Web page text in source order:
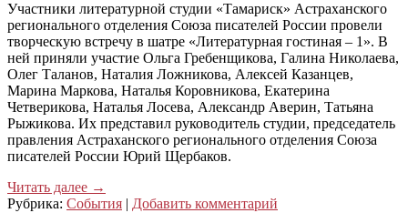
Участники литературной студии «Тамариск» Астраханского
регионального отделения Союза писателей России провели
творческую встречу в шатре «Литературная гостиная – 1». В
ней приняли участие Ольга Гребенщикова, Галина Николаева,
Олег Таланов, Наталия Ложникова, Алексей Казанцев,
Марина Маркова, Наталья Коровникова, Екатерина
Четверикова, Наталья Лосева, Александр Аверин, Татьяна
Рыжикова. Их представил руководитель студии, председатель
правления Астраханского регионального отделения Союза
писателей России Юрий Щербаков.
Читать далее →
Рубрика: События | Добавить комментарий